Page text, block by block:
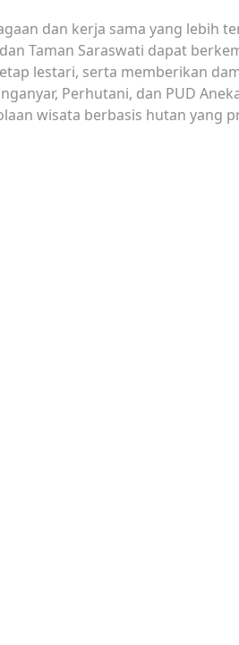
dan kerja sama yang lebih
Taman Saraswati dapat
lestari, serta memberikan
Perhutani, dan PUD
wisata berbasis hutan yang